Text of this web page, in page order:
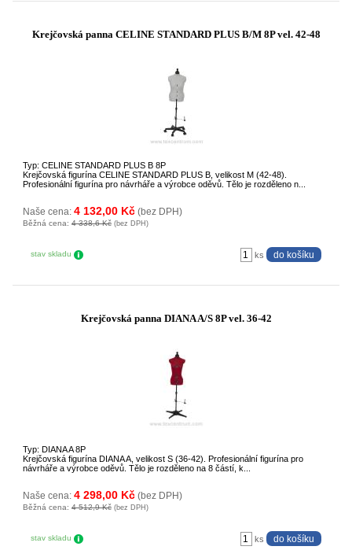
Krejčovská panna CELINE STANDARD PLUS B/M 8P vel. 42-48
Typ: CELINE STANDARD PLUS B 8P
Krejčovská figurína CELINE STANDARD PLUS B, velikost M (42-48).
Profesionální figurína pro návrháře a výrobce oděvů. Tělo je rozděleno n...
Naše cena: 4 132,00 Kč (bez DPH)
Běžná cena: 4 338,6 Kč (bez DPH)
stav skladu ks
Krejčovská panna DIANA A/S 8P vel. 36-42
Typ: DIANA A 8P
Krejčovská figurína DIANA A, velikost S (36-42). Profesionální figurína pro
návrháře a výrobce oděvů. Tělo je rozděleno na 8 částí, k...
Naše cena: 4 298,00 Kč (bez DPH)
Běžná cena: 4 512,9 Kč (bez DPH)
stav skladu ks